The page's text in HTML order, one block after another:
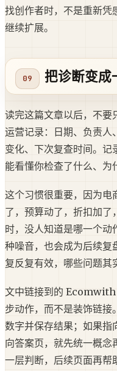
找创作者时，不是重新凭
继续扩展。
把诊断变成
读完这篇文章以后，不要
运营记录：日期、负责人
变化、下次复查时间。记
能看懂你检查了什么、为
这个习惯很重要，因为电
了，预算动了，折扣加了
时，没人知道是哪一个动
种噪音，也会成为后续复
复反复有效，哪些问题其
文中链接到的 Ecomwith
步动作，而不是装饰链接
数字并保存结果；如果指
向答案页，就先统一概念
一层判断，后续页面再帮